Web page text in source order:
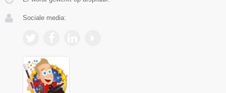
Sociale media: